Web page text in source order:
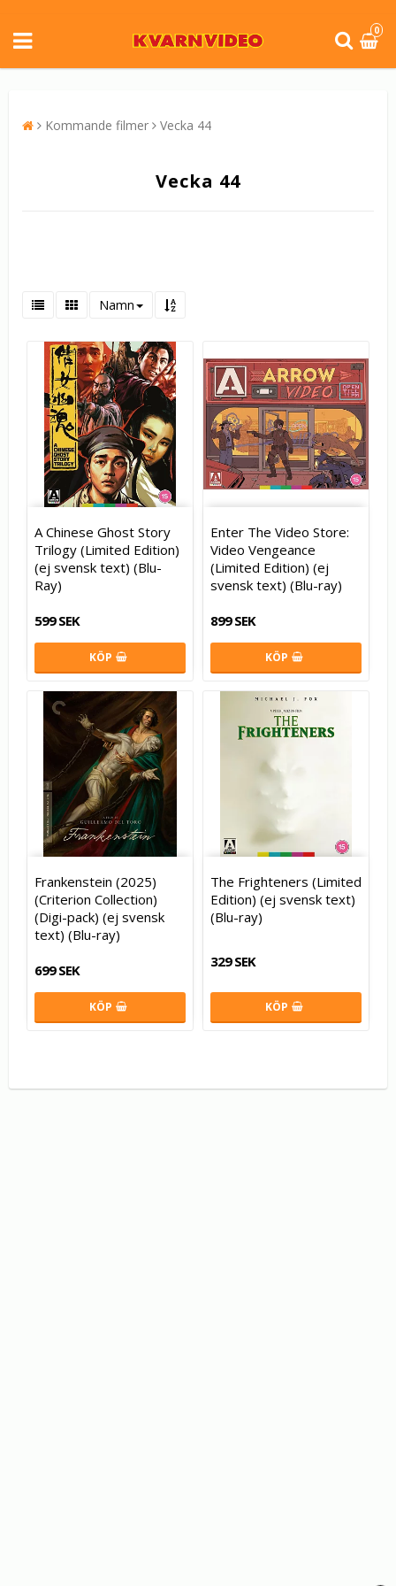
0
Kommande filmer Vecka 44
Vecka 44
Namn
A Chinese Ghost Story
Trilogy (Limited Edition)
(ej svensk text) (Blu-
Ray)
599 SEK
KÖP
Enter The Video Store:
Video Vengeance
(Limited Edition) (ej
svensk text) (Blu-ray)
899 SEK
KÖP
Frankenstein (2025)
(Criterion Collection)
(Digi-pack) (ej svensk
text) (Blu-ray)
699 SEK
KÖP
The Frighteners (Limited
Edition) (ej svensk text)
(Blu-ray)
329 SEK
KÖP